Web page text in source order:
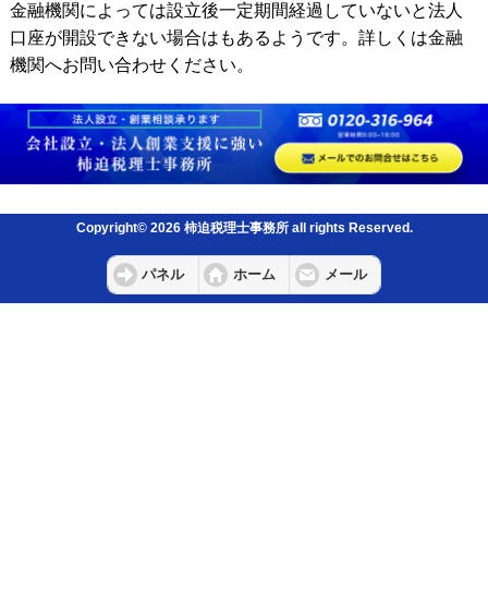
金融機関によっては設立後一定期間経過していないと法人
口座が開設できない場合はもあるようです。詳しくは金融
機関へお問い合わせください。
Copyright© 2026 柿迫税理士事務所 all rights Reserved.
パネル ホーム メール